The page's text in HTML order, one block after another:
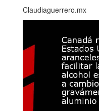
Claudiaguerrero.mx